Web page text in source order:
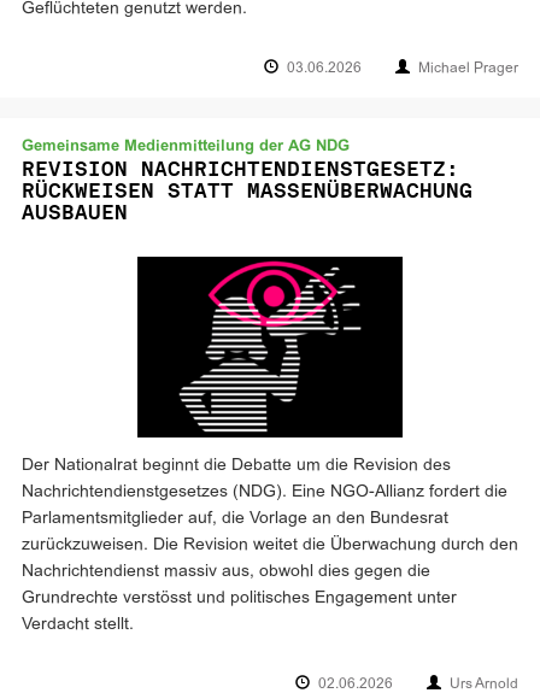
Geflüchteten genutzt werden.
03.06.2026 Michael Prager
Gemeinsame Medienmitteilung der AG NDG
REVISION NACHRICHTENDIENSTGESETZ:
RÜCKWEISEN STATT MASSENÜBERWACHUNG
AUSBAUEN
Der Nationalrat beginnt die Debatte um die Revision des
Nachrichtendienstgesetzes (NDG). Eine NGO-Allianz fordert die
Parlamentsmitglieder auf, die Vorlage an den Bundesrat
zurückzuweisen. Die Revision weitet die Überwachung durch den
Nachrichtendienst massiv aus, obwohl dies gegen die
Grundrechte verstösst und politisches Engagement unter
Verdacht stellt.
02.06.2026 Urs Arnold